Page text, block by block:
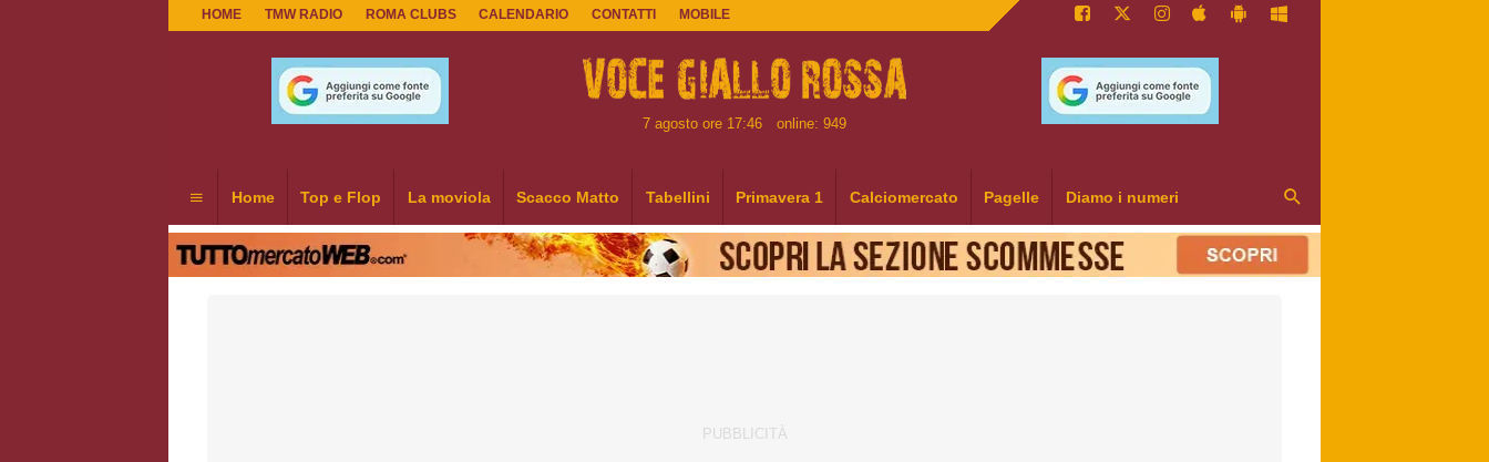
HOME TMW RADIO ROMA CLUBS CALENDARIO CONTATTI MOBILE
7 agosto ore 17:46 online: 949
Home Top e Flop La moviola Scacco Matto Tabellini Primavera 1 Calciomercato Pagelle Diamo i numeri